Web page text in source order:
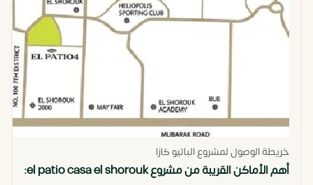
خريطة الوصول لمشروع الباتيو كازا
أهم الأماكن القريبة من مشروع el patio casa el shorouk: